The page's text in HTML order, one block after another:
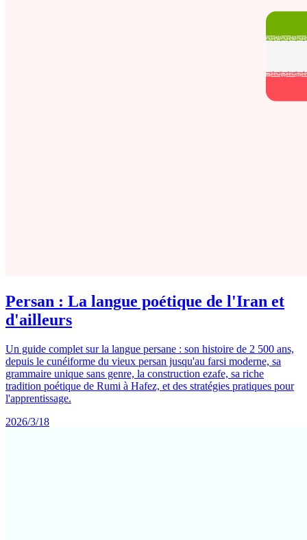
Persan : La langue poétique de l'Iran et
d'ailleurs
Un guide complet sur la langue persane : son histoire de 2 500 ans,
depuis le cunéiforme du vieux persan jusqu'au farsi moderne, sa
grammaire unique sans genre, la construction ezafe, sa riche
tradition poétique de Rumi à Hafez, et des stratégies pratiques pour
l'apprentissage.
2026/3/18